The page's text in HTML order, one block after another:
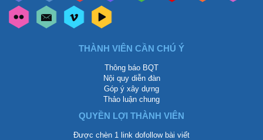
THÀNH VIÊN CẦN CHÚ Ý
Thông báo BQT
Nội quy diễn đàn
Góp ý xây dựng
Thảo luận chung
QUYỀN LỢI THÀNH VIÊN
Được chèn 1 link dofollow bài viết